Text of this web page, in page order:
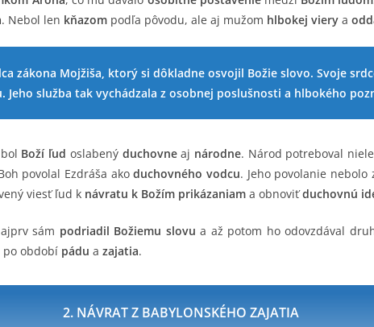
. Nebol len kňazom podľa pôvodu, ale aj mužom hlbokej viery a
zákona Mojžiša, ktorý si dôkladne osvojil Božie slovo. Svoje
Jeho služba tak vychádzala z osobnej poslušnosti a hlbokého
Boží ľud oslabený duchovneaj národne. Národ potreboval
povolal Ezdráša akoduchovného vodcu. Jeho povolanie nebolo
viesť ľud k návratu k Božím prikázaniam a obnoviťduchovnú
sám podriadil Božiemu slovu a až potom ho odovzdával
po období pádu a zajatia.
2. NÁVRAT Z BABYLONSKÉHO ZAJATIA